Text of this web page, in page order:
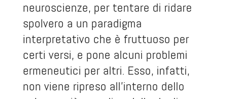
neuroscienze, per tentare di ridare
spolvero a un paradigma
interpretativo che è fruttuoso per
certi versi, e pone alcuni problemi
ermeneutici per altri. Esso, infatti,
non viene ripreso all’interno dello